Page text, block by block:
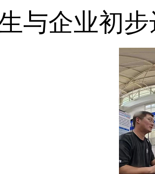
与企业初